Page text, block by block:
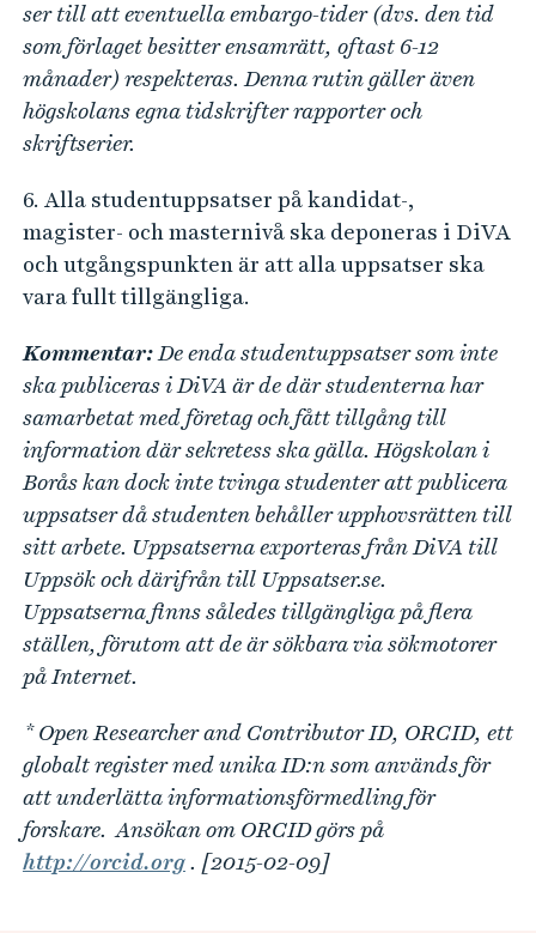
ser till att eventuella embargo-tider (dvs. den tid
som förlaget besitter ensamrätt, oftast 6-12
månader) respekteras. Denna rutin gäller även
högskolans egna tidskrifter rapporter och
skriftserier.
6. Alla studentuppsatser på kandidat-,
magister- och masternivå ska deponeras i DiVA
och utgångspunkten är att alla uppsatser ska
vara fullt tillgängliga.
Kommentar:De enda studentuppsatser som inte
ska publiceras i DiVA är de där studenterna har
samarbetat med företag och fått tillgång till
information där sekretess ska gälla. Högskolan i
Borås kan dock inte tvinga studenter att publicera
uppsatser då studenten behåller upphovsrätten till
sitt arbete. Uppsatserna exporteras från DiVA till
Uppsök och därifrån till Uppsatser.se.
Uppsatserna finns således tillgängliga på flera
ställen, förutom att de är sökbara via sökmotorer
på Internet.
* Open Researcher and Contributor ID, ORCID, ett
globalt register med unika ID:n som används för
att underlätta informationsförmedling för
forskare. Ansökan om ORCID görs på
http://orcid.org. [2015-02-09]